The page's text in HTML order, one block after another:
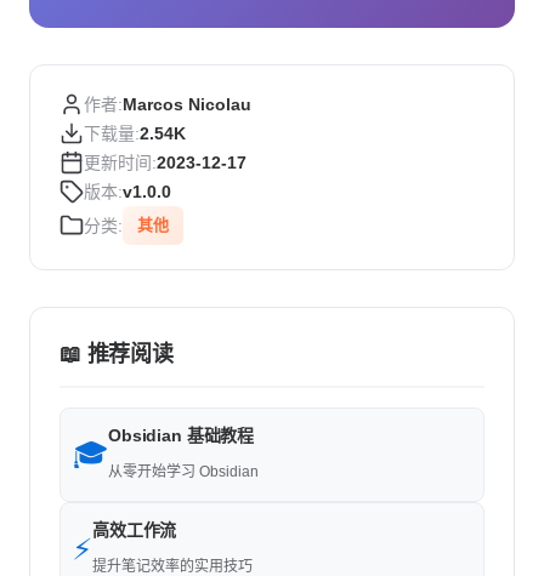
作者:Marcos Nicolau
下载量:2.54K
更新时间:2023-12-17
版本:v1.0.0
分类:
其他
📖 推荐阅读
🎓
Obsidian 基础教程
从零开始学习 Obsidian
⚡
高效工作流
提升笔记效率的实用技巧